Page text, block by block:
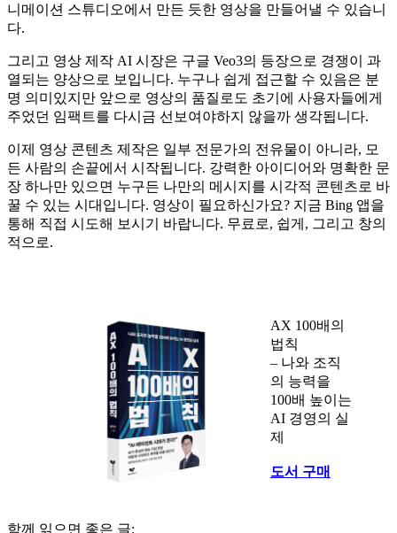
니메이션 스튜디오에서 만든 듯한 영상을 만들어낼 수 있습니
다.
그리고 영상 제작 AI 시장은 구글 Veo3의 등장으로 경쟁이 과
열되는 양상으로 보입니다. 누구나 쉽게 접근할 수 있음은 분
명 의미있지만 앞으로 영상의 품질로도 초기에 사용자들에게
주었던 임팩트를 다시금 선보여야하지 않을까 생각됩니다.
이제 영상 콘텐츠 제작은 일부 전문가의 전유물이 아니라, 모
든 사람의 손끝에서 시작됩니다. 강력한 아이디어와 명확한 문
장 하나만 있으면 누구든 나만의 메시지를 시각적 콘텐츠로 바
꿀 수 있는 시대입니다. 영상이 필요하신가요? 지금 Bing 앱을
통해 직접 시도해 보시기 바랍니다. 무료로, 쉽게, 그리고 창의
적으로.
AX 100배의
법칙
– 나와 조직
의 능력을
100배 높이는
AI 경영의 실
제
도서 구매
함께 읽으면 좋은 글: